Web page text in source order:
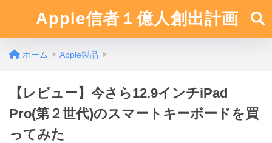
Apple信者１億人創出計画
ホーム Apple製品
【レビュー】今さら12.9インチiPad
Pro(第２世代)のスマートキーボードを買
ってみた